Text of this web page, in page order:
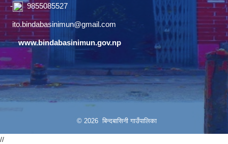
- 9855085527
ito.bindabasinimun@gmail.com
www.bindabasinimun.gov.np
© 2026 बिन्दबासिनी गाउँपालिका
//